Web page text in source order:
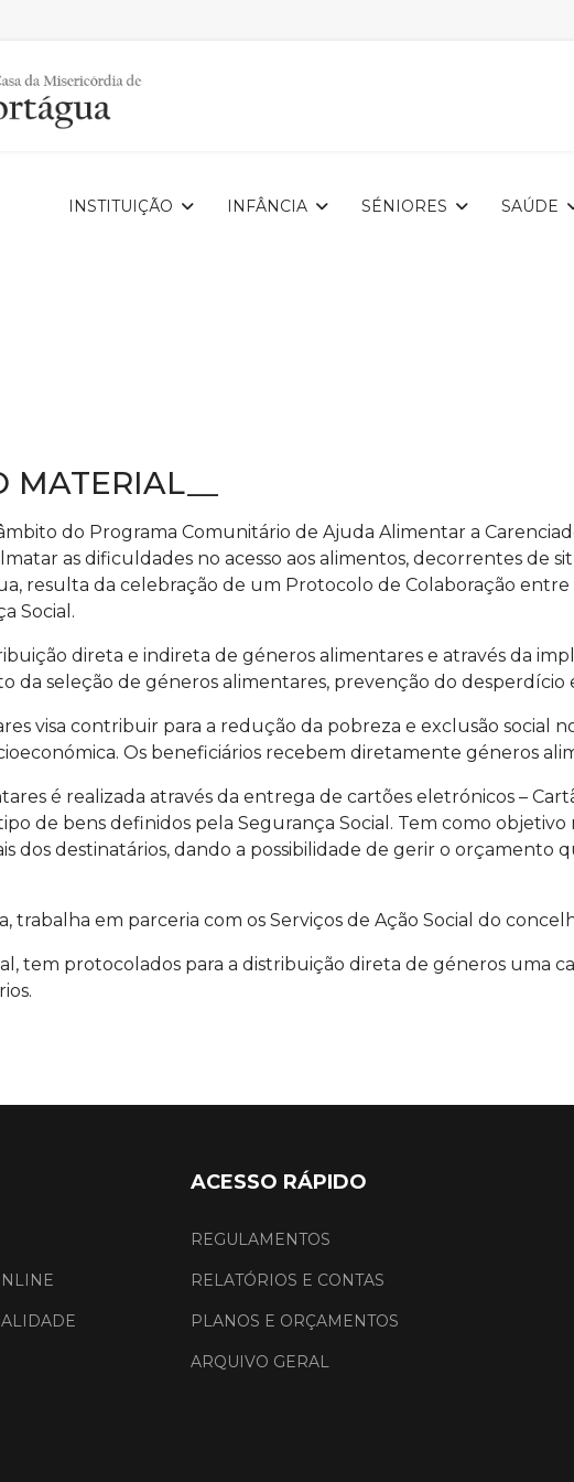
INSTITUIÇÃO INFÂNCIA SÉNIORES SAÚDE
do Programa Comunitário de Ajuda Alimentar a
as dificuldades no acesso aos alimentos, decorrentes de
resulta da celebração de um Protocolo de Colaboração
Social.
direta e indireta de géneros alimentares e através da
da seleção de géneros alimentares, prevenção do
visa contribuir para a redução da pobreza e exclusão social
Os beneficiários recebem diretamente géneros
é realizada através da entrega de cartões eletrónicos –
de bens definidos pela Segurança Social. Tem como
dos destinatários, dando a possibilidade de gerir o
trabalha em parceria com os Serviços de Ação Social do
tem protocolados para a distribuição direta de géneros uma
ACESSO RÁPIDO
REGULAMENTOS
RELATÓRIOS E CONTAS
PLANOS E ORÇAMENTOS
ARQUIVO GERAL